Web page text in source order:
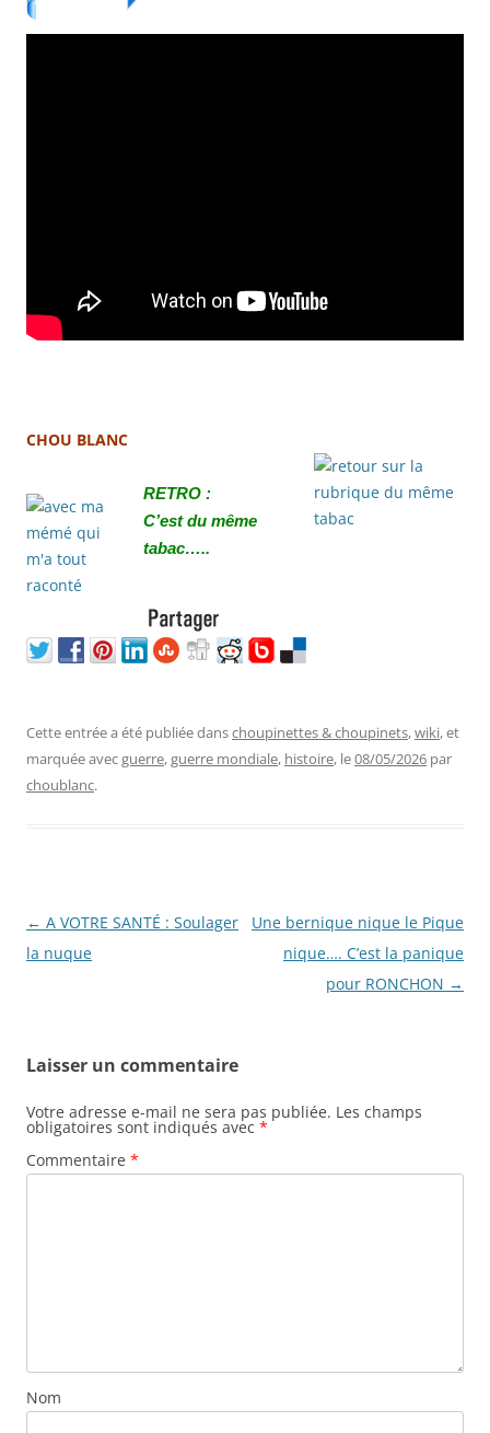
CHOU BLANC
RETRO :
C’est du même
tabac…..
Cette entrée a été publiée danschoupinettes & choupinets,wiki, et
marquée avecguerre,guerre mondiale, histoire, le08/05/2026 par
choublanc.
Navigation
des
← A VOTRE SANTÉ : Soulager
la nuque
Une bernique nique le Pique
nique…. C’est la panique
pour RONCHON →
Laisser un commentaire
Votre adresse e-mail ne sera pas publiée. Les champs
obligatoires sont indiqués avec *
Commentaire *
Nom